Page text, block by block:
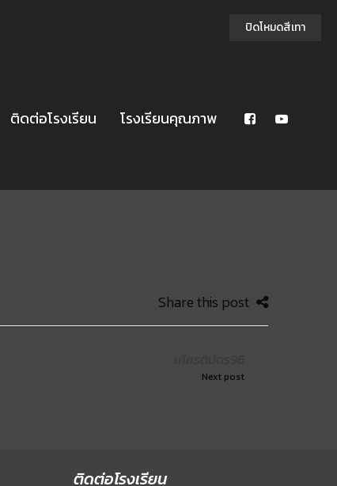
ติดต่อโรงเรียน โรงเรียนคุณภาพ
Share this post
Next post
ติดต่อโรงเรียน
ปิดโหมดสีเทา